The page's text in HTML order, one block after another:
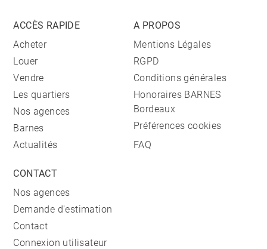
ACCÈS RAPIDE
Acheter
Louer
Vendre
Les quartiers
Nos agences
Barnes
Actualités
A PROPOS
Mentions Légales
RGPD
Conditions générales
Honoraires BARNES
Bordeaux
Préférences cookies
FAQ
CONTACT
Nos agences
Demande d'estimation
Contact
Connexion utilisateur